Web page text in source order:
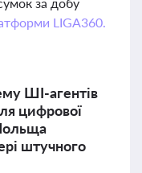
LIGA360.
ШІ-агентів
цифрової
штучного